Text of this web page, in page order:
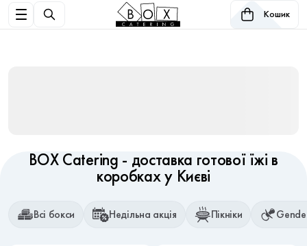
Кошик
BOX Catering - доставка готової їжі в
коробках у Києві
Всі бокси Недільна акція Пікніки